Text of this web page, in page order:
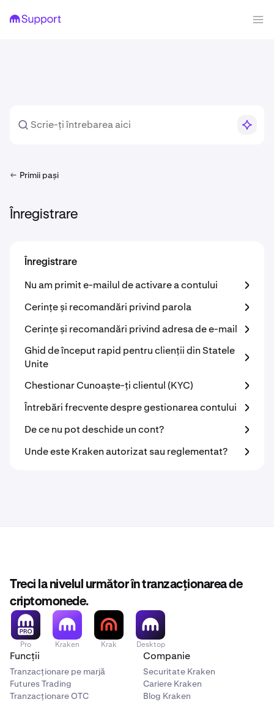
Primii pași
Înregistrare
Înregistrare
Nu am primit e-mailul de activare a contului
Cerințe și recomandări privind parola
Cerințe și recomandări privind adresa de e-mail
Ghid de început rapid pentru clienții din Statele
Unite
Chestionar Cunoaște-ți clientul (KYC)
Întrebări frecvente despre gestionarea contului
De ce nu pot deschide un cont?
Unde este Kraken autorizat sau reglementat?
Treci la nivelul următor în tranzacționarea de
criptomonede.
Pro Kraken Krak Desktop
Funcții
Tranzacționare pe marjă
Futures Trading
Tranzacționare OTC
Companie
Securitate Kraken
Cariere Kraken
Blog Kraken